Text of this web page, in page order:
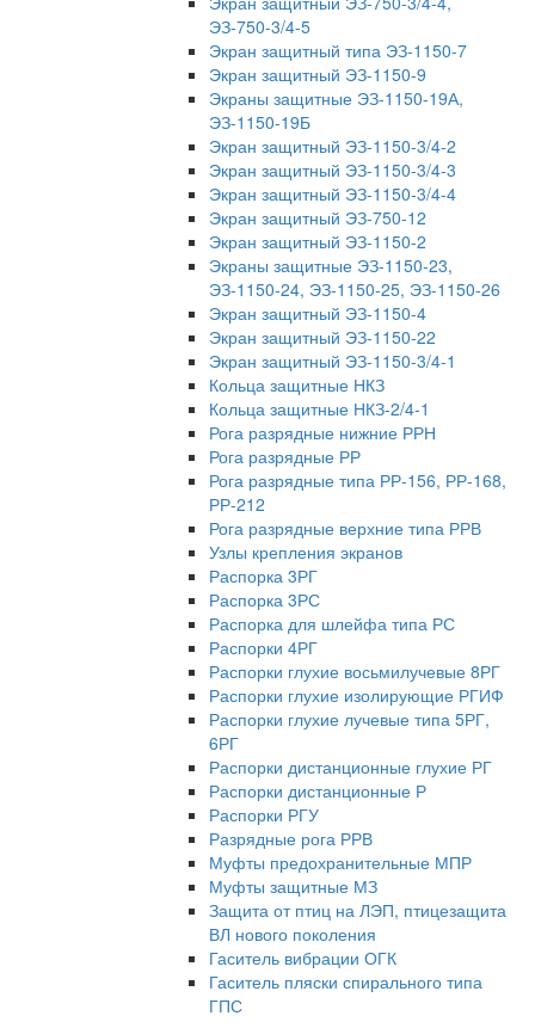
ЭЗ-750-3/4-5
Экран защитный типа ЭЗ-1150-7
Экран защитный ЭЗ-1150-9
Экраны защитные ЭЗ-1150-19А,
ЭЗ-1150-19Б
Экран защитный ЭЗ-1150-3/4-2
Экран защитный ЭЗ-1150-3/4-3
Экран защитный ЭЗ-1150-3/4-4
Экран защитный ЭЗ-750-12
Экран защитный ЭЗ-1150-2
Экраны защитные ЭЗ-1150-23,
ЭЗ-1150-24, ЭЗ-1150-25, ЭЗ-1150-26
Экран защитный ЭЗ-1150-4
Экран защитный ЭЗ-1150-22
Экран защитный ЭЗ-1150-3/4-1
Кольца защитные НКЗ
Кольца защитные НКЗ-2/4-1
Рога разрядные нижние РРН
Рога разрядные РР
Рога разрядные типа РР-156, РР-168,
РР-212
Рога разрядные верхние типа РРВ
Узлы крепления экранов
Распорка 3РГ
Распорка 3РС
Распорка для шлейфа типа РС
Распорки 4РГ
Распорки глухие восьмилучевые 8РГ
Распорки глухие изолирующие РГИФ
Распорки глухие лучевые типа 5РГ,
6РГ
Распорки дистанционные глухие РГ
Распорки дистанционные Р
Распорки РГУ
Разрядные рога РРВ
Муфты предохранительные МПР
Муфты защитные МЗ
Защита от птиц на ЛЭП, птицезащита
ВЛ нового поколения
Гаситель вибрации ОГК
Гаситель пляски спирального типа
ГПС